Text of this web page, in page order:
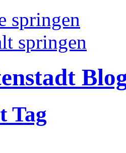
springen
springen
Tag